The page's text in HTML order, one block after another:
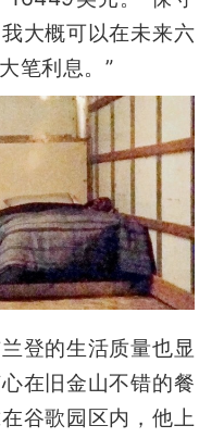
大概可以在未来六
笔利息。”
登的生活质量也显
在旧金山不错的餐
谷歌园区内，他上